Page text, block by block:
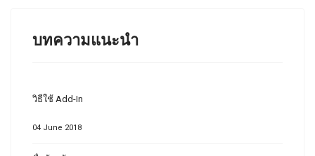
บทความแนะนำ
วิธีใช้ Add-In
04 June 2018